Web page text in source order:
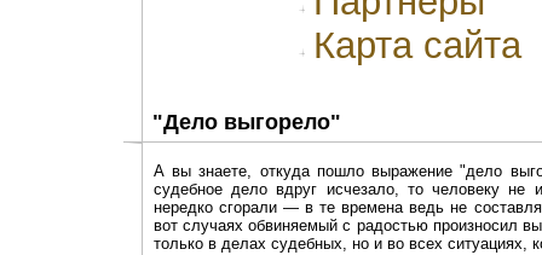
Карта сайта
"Дело выгорело"
А вы знаете, откуда пошло выражение "дело
судебное дело вдруг исчезало, то человеку не
нередко сгорали — в те времена ведь не
вот случаях обвиняемый с радостью произносил
только в делах судебных, но и во всех ситуациях,